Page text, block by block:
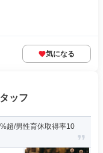
気になる
ッフ
超/男性育休取得率10